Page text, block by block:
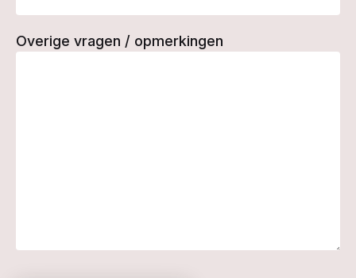
Overige vragen / opmerkingen